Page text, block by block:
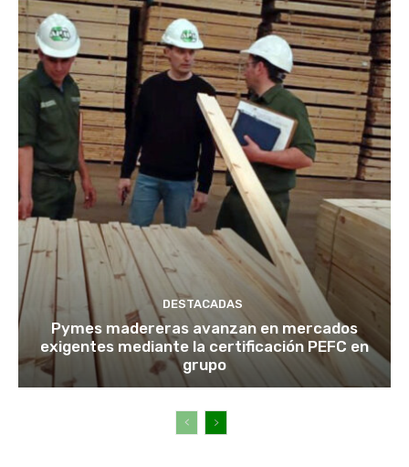
DESTACADAS
Pymes madereras avanzan en mercados
exigentes mediante la certificación PEFC en
grupo